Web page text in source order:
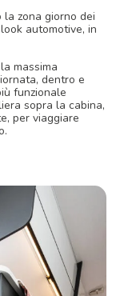
la zona giorno dei
look automotive, in
la massima
dentro e
funzionale
sopra la cabina,
per viaggiare